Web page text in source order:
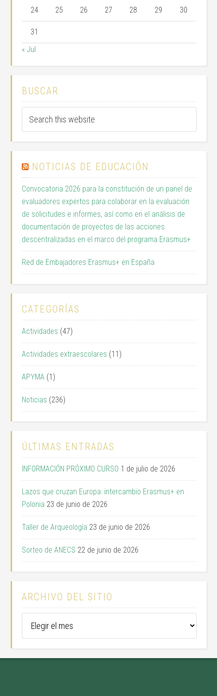
24 25 26 27 28 29 30
31
« Jul
BUSCAR
NOTICIAS DE EDUCACIÓN
Convocatoria 2026 para la constitución de un panel de
evaluadores expertos para colaborar en la evaluación
de solicitudes e informes, así como en el análisis de
documentación de proyectos de las acciones
descentralizadas en el marco del programa Erasmus+
Red de Embajadores Erasmus+ en España
CATEGORÍAS
Actividades (47)
Actividades extraescolares (11)
APYMA (1)
Noticias (236)
ÚLTIMAS ENTRADAS
INFORMACIÓN PRÓXIMO CURSO 1 de julio de 2026
Lazos que cruzan Europa: intercambio Erasmus+ en
Polonia 23 de junio de 2026
Taller de Arqueología 23 de junio de 2026
Sorteo de ANECS 22 de junio de 2026
ARCHIVO DEL SITIO